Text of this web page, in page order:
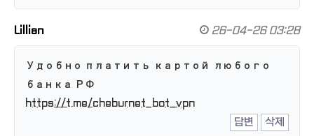
Lillian 26-04-26 03:28
Удобно платить картой любого
банка РФ
https://t.me/cheburnet_bot_vpn
답변
삭제